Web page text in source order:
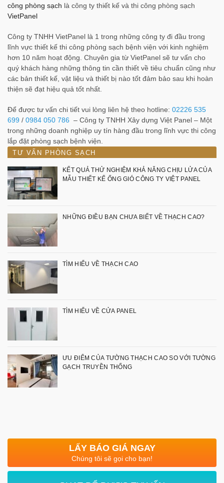
công phòng sạch là công ty thiết kế và thi công phòng sạch
VietPanel
Công ty TNHH VietPanel là 1 trong những công ty đi đầu trong
lĩnh vực thiết kế thi công phòng sạch bệnh viện với kinh nghiệm
hơn 10 năm hoạt động. Chuyên gia từ VietPanel sẽ tư vấn cho
quý khách hàng những thông tin cần thiết về tiêu chuẩn cũng như
các bản thiết kế, vật liệu và thiết bị nào tốt đảm bảo sau khi hoàn
thiện sẽ đạt hiệu quả tốt nhất.
Để được tư vấn chi tiết vui lòng liên hệ theo hotline: 02226 535
699 / 0984 050 786 – Công ty TNHH Xây dựng Việt Panel – Một
trong những doanh nghiệp uy tín hàng đầu trong lĩnh vực thi công
lắp đặt phòng sạch bệnh viện.
TƯ VẤN PHÒNG SẠCH
KẾT QUẢ THỬ NGHIỆM KHẢ NĂNG CHỊU LỬA CỦA
MẪU THIẾT KẾ ỐNG GIÓ CÔNG TY VIỆT PANEL
NHỮNG ĐIỀU BẠN CHƯA BIẾT VỀ THẠCH CAO?
TÌM HIỂU VỀ THẠCH CAO
TÌM HIỂU VỀ CỬA PANEL
ƯU ĐIỂM CỦA TƯỜNG THẠCH CAO SO VỚI TƯỜNG
GẠCH TRUYỀN THỐNG
LẤY BÁO GIÁ NGAY
Chúng tôi sẽ gọi cho bạn!